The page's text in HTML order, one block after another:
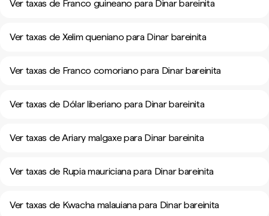
Ver taxas de Franco guineano para Dinar bareinita
Ver taxas de Xelim queniano para Dinar bareinita
Ver taxas de Franco comoriano para Dinar bareinita
Ver taxas de Dólar liberiano para Dinar bareinita
Ver taxas de Ariary malgaxe para Dinar bareinita
Ver taxas de Rupia mauriciana para Dinar bareinita
Ver taxas de Kwacha malauiana para Dinar bareinita